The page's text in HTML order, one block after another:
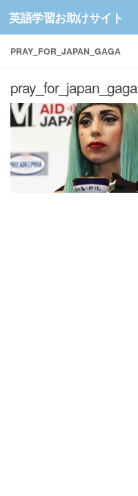
コンテンツへスキップ
英語学習お助けサイト
PRAY_FOR_JAPAN_GAGA
pray_for_japan_gaga